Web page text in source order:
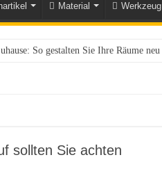
Material Werkzeug
So gestalten Sie Ihre Räume neu
sollten Sie achten